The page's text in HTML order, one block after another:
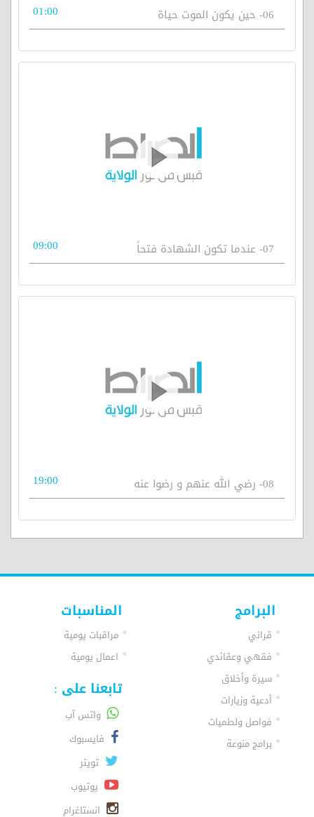
06- حين يكون الموت حياة 01:00
07- عندما تكون الشهادة فتحاً 09:00
08- رضي الله عنهم و رضوا عنه 19:00
البرامج
قراني
فقهي وعقائدي
سيرة وأخلاق
أدعية وزيارات
فواصل ولطميات
برامج منوعة
المناسبات
مراقبات يومية
اعمال يومية
تابعنا على :
واتس آب
فايسبوك
تويتر
يوتيوب
انستاغرام